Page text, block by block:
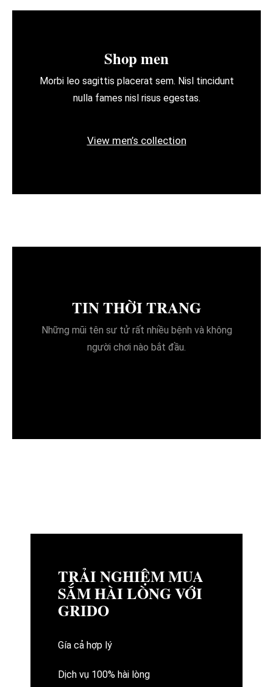
Shop men
Morbi leo sagittis placerat sem. Nisl tincidunt
nulla fames nisl risus egestas.
View men’s collection
TIN THỜI TRANG
Những mũi tên sư tử rất nhiều bệnh và không
người chơi nào bắt đầu.
TRẢI NGHIỆM MUA
SẮM HÀI LÒNG VỚI
GRIDO
Gía cả hợp lý
Dịch vụ 100% hài lòng